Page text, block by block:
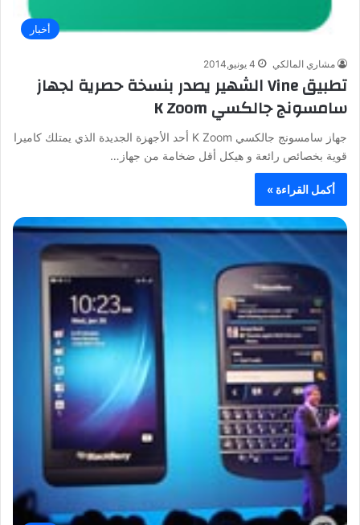
أخبار
مشاري المالكي 4 يونيو,2014
تطبيق Vine الشهير يصدر بنسخة حصرية لجهاز
سامسونج جالكسي K Zoom
جهاز سامسونج جالكسي K Zoom أحد الأجهزة الجديدة الذي يمتلك كاميرا
قوية بخصائص رائعة و هيكل أقل ضخامة من جهاز…
أكمل القراءة »